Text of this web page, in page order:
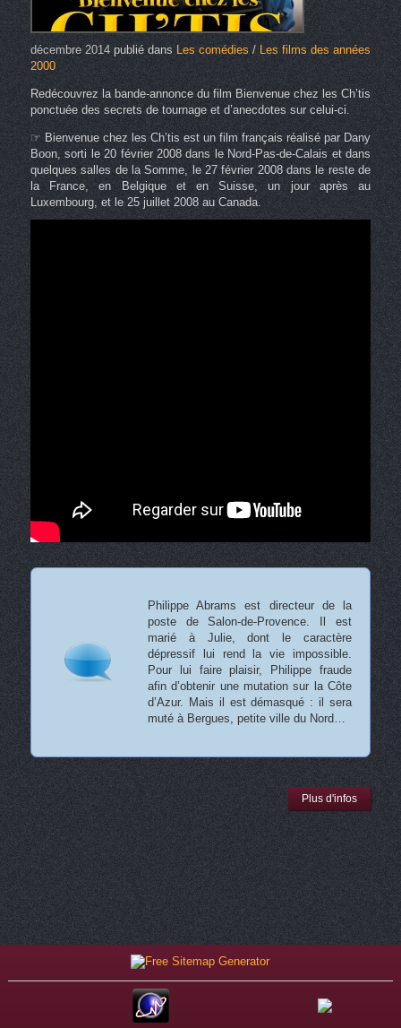
décembre 2014publié dans Les comédies / Les films des années
2000
Redécouvrez la bande-annonce du film Bienvenue chez les Ch’tis
ponctuée des secrets de tournage et d’anecdotes sur celui-ci.
☞ Bienvenue chez les Ch’tis est un film français réalisé par Dany
Boon, sorti le 20 février 2008 dans le Nord-Pas-de-Calais et dans
quelques salles de la Somme, le 27 février 2008 dans le reste de
la France, en Belgique et en Suisse, un jour après au
Luxembourg, et le 25 juillet 2008 au Canada.
Philippe Abrams est directeur de la
poste de Salon-de-Provence. Il est
marié à Julie, dont le caractère
dépressif lui rend la vie impossible.
Pour lui faire plaisir, Philippe fraude
afin d’obtenir une mutation sur la Côte
d’Azur. Mais il est démasqué : il sera
muté à Bergues, petite ville du Nord…
Plus d'infos